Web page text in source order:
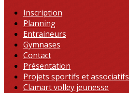
Inscription
Planning
Entraineurs
Gymnases
Contact
Présentation
Projets sportifs et associatifs
Clamart volley jeunesse